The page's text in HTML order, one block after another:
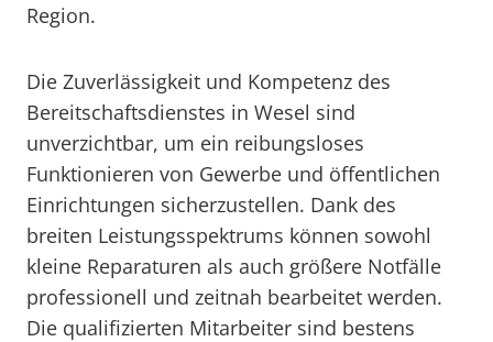
Region.
Die Zuverlässigkeit und Kompetenz des
Bereitschaftsdienstes in Wesel sind
unverzichtbar, um ein reibungsloses
Funktionieren von Gewerbe und öffentlichen
Einrichtungen sicherzustellen. Dank des
breiten Leistungsspektrums können sowohl
kleine Reparaturen als auch größere Notfälle
professionell und zeitnah bearbeitet werden.
Die qualifizierten Mitarbeiter sind bestens